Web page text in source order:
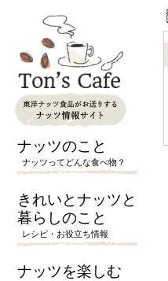
ナッツのこと
ナッツってどんな食べ物？
きれいとナッツと
暮らしのこと
レシピ・お役立ち情報
ナッツを楽しむ